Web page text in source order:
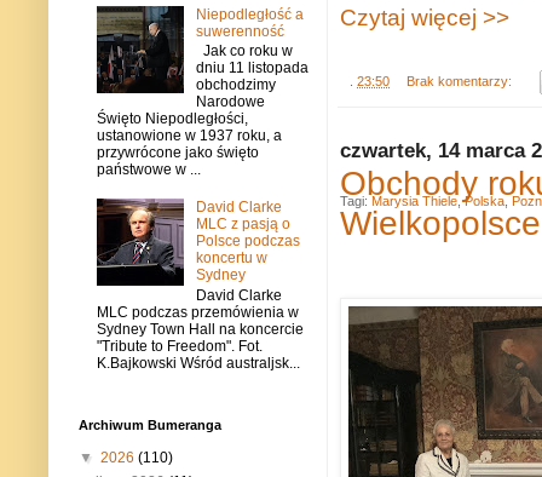
Czytaj więcej >>
23:50 Brak komentarzy:
czwartek, 14 marca
Obchody
Wielkopolsce
Tagi: Marysia Thiele ,Polska
Niepodległość a
suwerenność
Jak co roku w
dniu 11 listopada
obchodzimy
Narodowe
Święto Niepodległości,
ustanowione w 1937 roku, a
przywrócone jako święto
państwowe w ...
David Clarke
MLC z pasją o
Polsce podczas
koncertu w
Sydney
David Clarke
MLC podczas przemówienia w
Sydney Town Hall na koncercie
"Tribute to Freedom". Fot.
K.Bajkowski Wśród australjsk...
Archiwum Bumeranga
▼ 2026 (110)